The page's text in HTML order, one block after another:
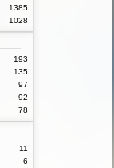
1385
1028
193
135
97
92
78
11
6